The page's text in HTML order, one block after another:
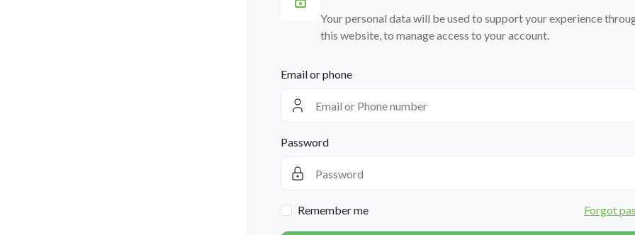
Your personal data will be used to support your experience
this website, to manage access to your account.
Email or phone
Password
Remember me Forgot